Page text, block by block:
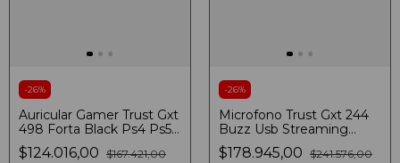
-26%
Auricular Gamer Trust Gxt
498 Forta Black Ps4 Ps5
Negro
$124.016,00 $167.421,00
-26%
Microfono Trust Gxt 244
Buzz Usb Streaming
Negro
$178.945,00 $241.576,00